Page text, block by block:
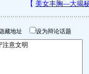
藏地址 设为辩论话题